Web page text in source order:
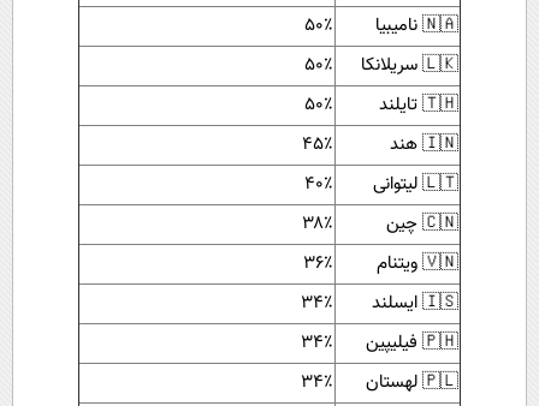
🇳🇦 نامیبیا
۵۰٪
🇱🇰 سریلانکا
۵۰٪
🇹🇭 تایلند
۵۰٪
🇮🇳 هند
۴۵٪
🇱🇹 لیتوانی
۴۰٪
🇨🇳 چین
۳۸٪
🇻🇳 ویتنام
۳۶٪
🇮🇸 ایسلند
۳۴٪
🇵🇭 فیلیپین
۳۴٪
🇵🇱 لهستان
۳۴٪